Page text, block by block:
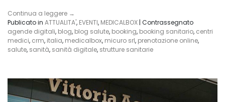
Continua a leggere →
Publicato in ATTUALITA', EVENTI, MEDICALBOX | Contrassegnato
agende digitali, blog, blog salute, booking, booking sanitario, centri
medici, crm, italia, medicalbox, micuro srl, prenotazione online,
salute, sanità, sanità digitale, strutture sanitarie